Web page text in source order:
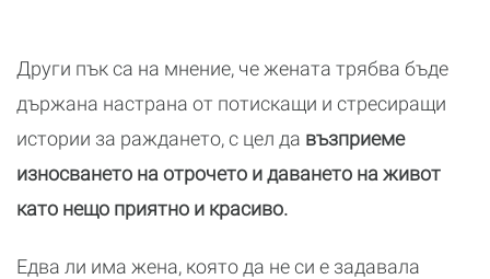
Други пък са на мнение, че жената трябва бъде
държана настрана от потискащи и стресиращи
истории за раждането, с цел да възприеме
износването на отрочето и даването на живот
като нещо приятно и красиво.
Едва ли има жена, която да не си е задавала